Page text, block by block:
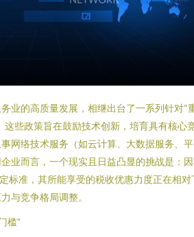
业的高质量发展，相继出台了一系列针对“
这些政策旨在鼓励技术创新，培育具有核心
网络技术服务（如云计算、大数据服务、
业而言，一个现实且日益凸显的挑战是：
标准，其所能享受的税收优惠力度正在相对
与竞争格局调整。
槛”